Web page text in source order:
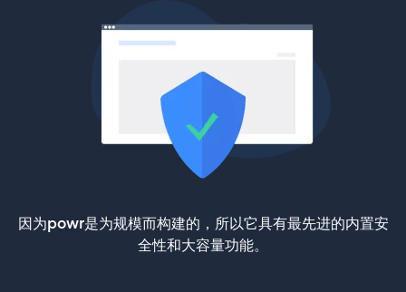
因为powr是为规模而构建的，所以它具有最先进的内置安
全性和大容量功能。